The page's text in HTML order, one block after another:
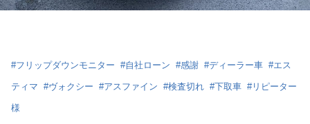
#フリップダウンモニター #自社ローン #感謝 #ディーラー車 #エス
ティマ #ヴォクシー #アスファイン #検査切れ #下取車 #リピーター
様